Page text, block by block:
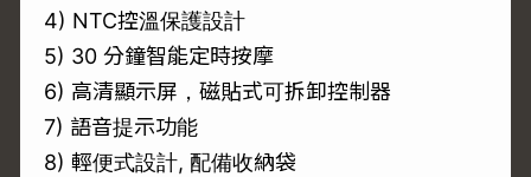
4) NTC控溫保護設計
5) 30 分鐘智能定時按摩
6) 高清顯示屏，磁貼式可拆卸控制器
7) 語音提示功能
8) 輕便式設計, 配備收納袋